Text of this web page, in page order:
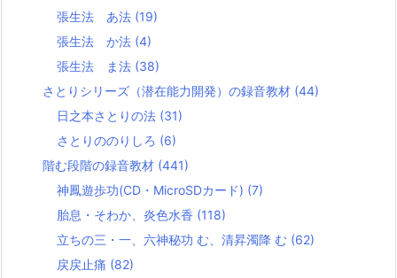
張生法 あ法 (19)
張生法 か法 (4)
張生法 ま法 (38)
さとりシリーズ（潜在能力開発）の録音教材 (44)
日之本さとりの法 (31)
さとりののりしろ (6)
階む段階の録音教材 (441)
神鳳遊歩功(CD・MicroSDカード) (7)
胎息・そわか、炎色水香 (118)
立ちの三・一、六神秘功 む、清昇濁降 む (62)
戻戻止痛 (82)